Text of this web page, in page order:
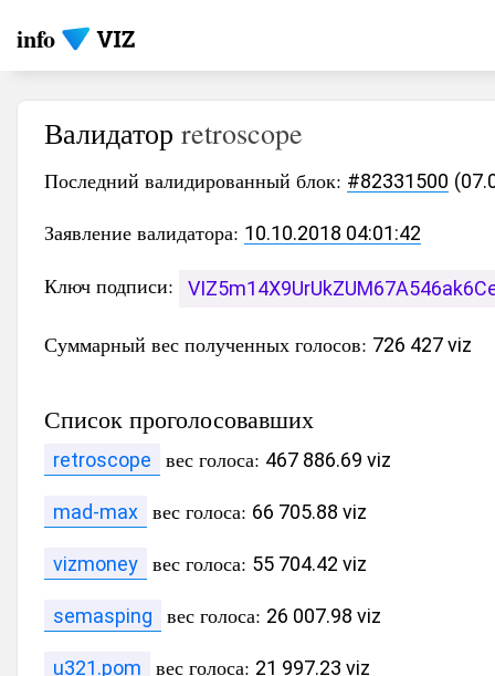
info
Валидатор retroscope
Последний валидированный блок: #82331500
Заявление валидатора: 10.10.2018 04:01:42
Ключ подписи:
Суммарный вес полученных голосов: 726 427 viz
Список проголосовавших
retroscope вес голоса: 467 886.69 viz
mad-max вес голоса: 66 705.88 viz
vizmoney вес голоса: 55 704.42 viz
semasping вес голоса: 26 007.98 viz
u321.pom вес голоса: 21 997.23 viz